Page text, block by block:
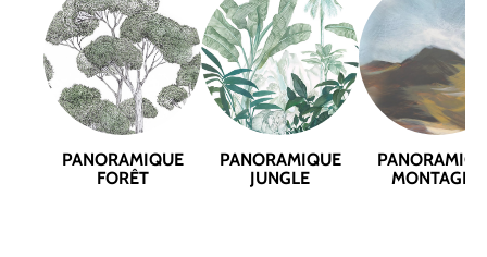
PANORAMIQUE
FORÊT
PANORAMIQUE
JUNGLE
MONTAGNE